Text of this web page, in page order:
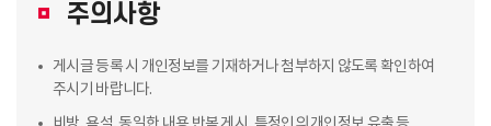
주의사항
게시글 등록 시 개인정보를 기재하거나 첨부하지 않도록 확인하여
주시기 바랍니다.